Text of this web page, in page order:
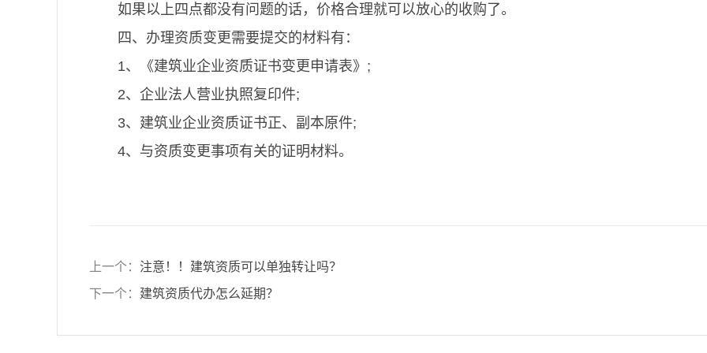
如果以上四点都没有问题的话，价格合理就可以放心的收购了。
四、办理资质变更需要提交的材料有：
1、《建筑业企业资质证书变更申请表》;
2、企业法人营业执照复印件;
3、建筑业企业资质证书正、副本原件;
4、与资质变更事项有关的证明材料。
上一个： 注意！！建筑资质可以单独转让吗？
下一个： 建筑资质代办怎么延期？